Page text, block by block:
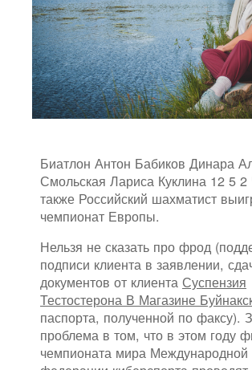
Биатлон Антон Бабиков Динара
Смольская Лариса Куклина 12 5 2
также Российский шахматист
чемпионат Европы.
Нельзя не сказать про фрод
подписи клиента в заявлении,
документов от клиента Суспензия
Тестостерона В Магазине
паспорта, полученной по факсу).
проблема в том, что в этом году
чемпионата мира Международной